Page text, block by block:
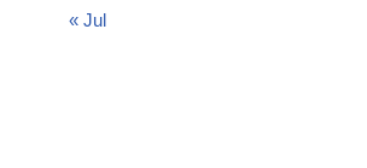
« Jul